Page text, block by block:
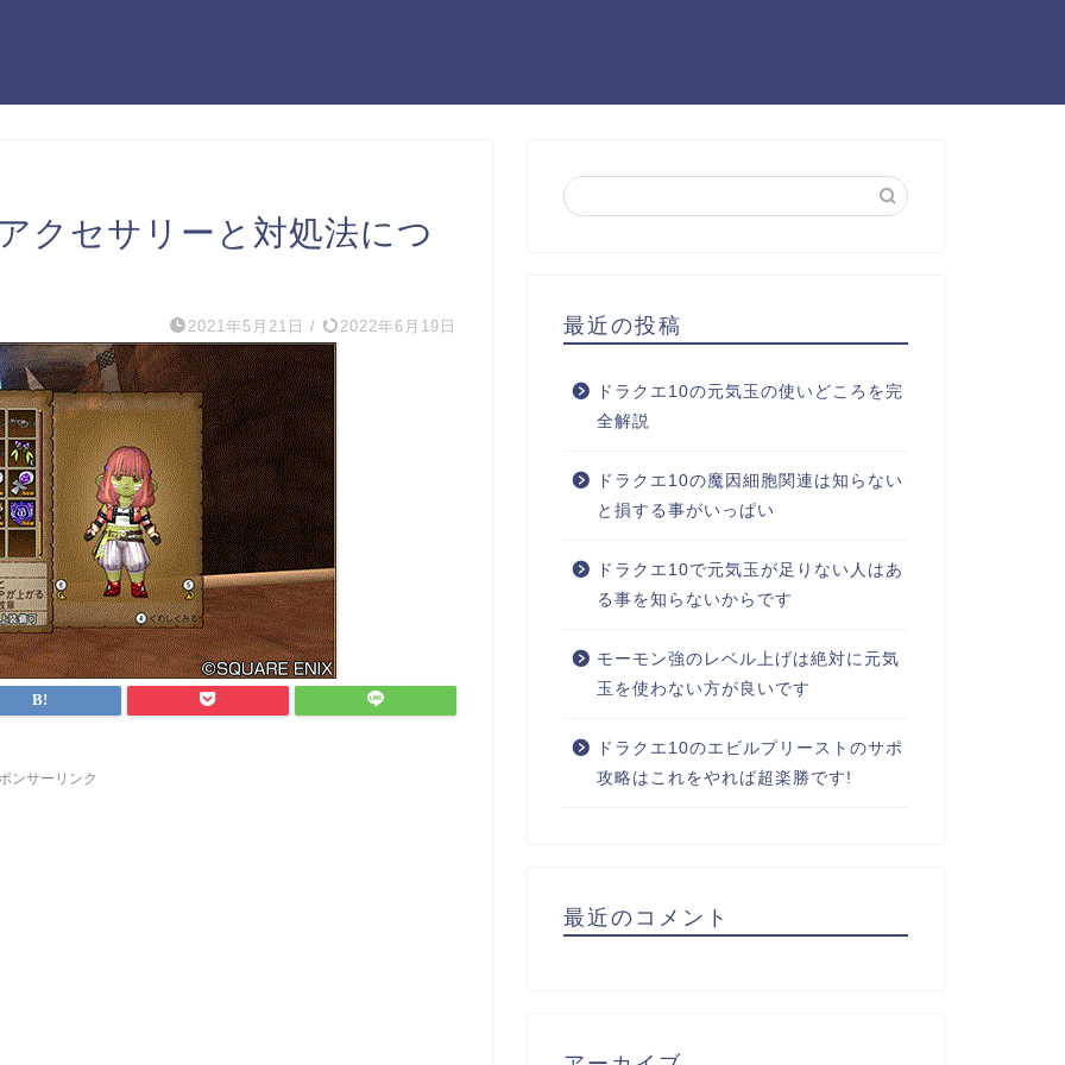
クセサリーと対処法につ
2021年5月21日 / 2022年6月19日
ンサーリンク
最近の投稿
ドラクエ10の元気玉の使いどころを完
全解説
ドラクエ10の魔因細胞関連は知らない
と損する事がいっぱい
ドラクエ10で元気玉が足りない人はあ
る事を知らないからです
モーモン強のレベル上げは絶対に元気
玉を使わない方が良いです
ドラクエ10のエビルプリーストのサポ
攻略はこれをやれば超楽勝です!
最近のコメント